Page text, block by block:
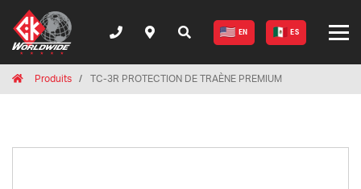
EN ES
HomeProduits TC-3R PROTECTION DE TRAÈNE PREMIUM